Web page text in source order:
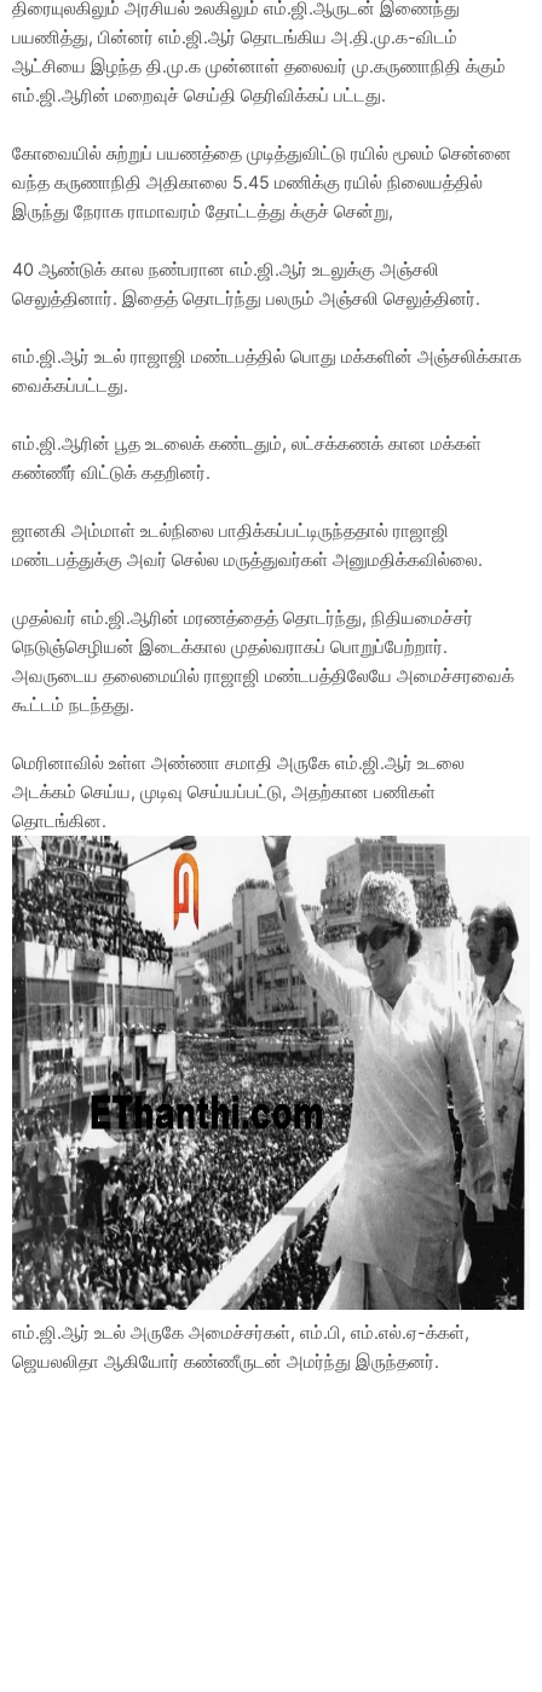
திரையுலகிலும் அரசியல் உலகிலும் எம்.ஜி.ஆருடன் இணைந்து
பயணித்து, பின்னர் எம்.ஜி.ஆர் தொடங்கிய அ.தி.மு.க-விடம்
ஆட்சியை இழந்த தி.மு.க முன்னாள் தலைவர் மு.கருணாநிதி க்கும்
எம்.ஜி.ஆரின் மறைவுச் செய்தி தெரிவிக்கப் பட்டது.
கோவையில் சுற்றுப் பயணத்தை முடித்துவிட்டு ரயில் மூலம் சென்னை
வந்த கருணாநிதி அதிகாலை 5.45 மணிக்கு ரயில் நிலையத்தில்
இருந்து நேராக ராமாவரம் தோட்டத்து க்குச் சென்று,
40 ஆண்டுக் கால நண்பரான எம்.ஜி.ஆர் உடலுக்கு அஞ்சலி
செலுத்தினார். இதைத் தொடர்ந்து பலரும் அஞ்சலி செலுத்தினர்.
எம்.ஜி.ஆர் உடல் ராஜாஜி மண்டபத்தில் பொது மக்களின் அஞ்சலிக்காக
வைக்கப்பட்டது.
எம்.ஜி.ஆரின் பூத உடலைக் கண்டதும், லட்சக்கணக் கான மக்கள்
கண்ணீர் விட்டுக் கதறினர்.
ஜானகி அம்மாள் உடல்நிலை பாதிக்கப்பட்டிருந்ததால் ராஜாஜி
மண்டபத்துக்கு அவர் செல்ல மருத்துவர்கள் அனுமதிக்கவில்லை.
முதல்வர் எம்.ஜி.ஆரின் மரணத்தைத் தொடர்ந்து, நிதியமைச்சர்
நெடுஞ்செழியன் இடைக்கால முதல்வராகப் பொறுப்பேற்றார்.
அவருடைய தலைமையில் ராஜாஜி மண்டபத்திலேயே அமைச்சரவைக்
கூட்டம் நடந்தது.
மெரினாவில் உள்ள அண்ணா சமாதி அருகே எம்.ஜி.ஆர் உடலை
அடக்கம் செய்ய, முடிவு செய்யப்பட்டு, அதற்கான பணிகள்
தொடங்கின.
எம்.ஜி.ஆர் உடல் அருகே அமைச்சர்கள், எம்.பி, எம்.எல்.ஏ-க்கள்,
ஜெயலலிதா ஆகியோர் கண்ணீருடன் அமர்ந்து இருந்தனர்.